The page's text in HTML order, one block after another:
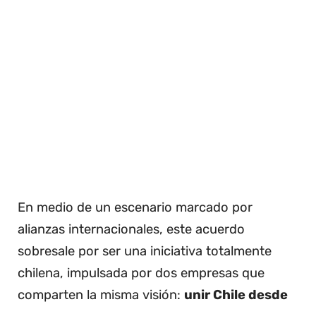
En medio de un escenario marcado por
alianzas internacionales, este acuerdo
sobresale por ser una iniciativa totalmente
chilena, impulsada por dos empresas que
comparten la misma visión: unir Chile desde